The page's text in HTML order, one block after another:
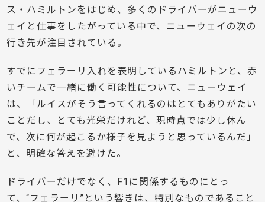
ス・ハミルトンをはじめ、多くのドライバーがニューウ
ェイと仕事をしたがっている中で、ニューウェイの次の
行き先が注目されている。
すでにフェラーリ入れを表明しているハミルトンと、赤
いチームで一緒に働く可能性について、ニューウェイ
は、「ルイスがそう言ってくれるのはとてもありがたい
ことだし、とても光栄だけれど、現時点では少し休ん
で、次に何が起こるか様子を見ようと思っているんだ」
と、明確な答えを避けた。
ドライバーだけでなく、F1に関係するものにとっ
て、“フェラーリ”という響きは、特別なものであること